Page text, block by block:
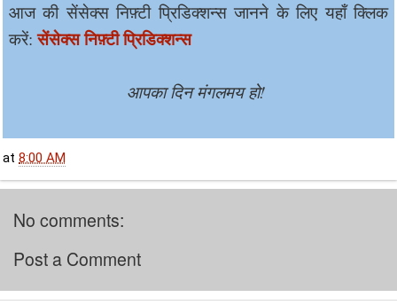
आज की सेंसेक्स निफ़्टी प्रिडिक्शन्स जानने के लिए यहाँ क्लिक
करें:सेंसेक्स निफ़्टी प्रिडिक्शन्स
आपका दिन मंगलमय हो!
at 8:00 AM
No comments:
Post a Comment